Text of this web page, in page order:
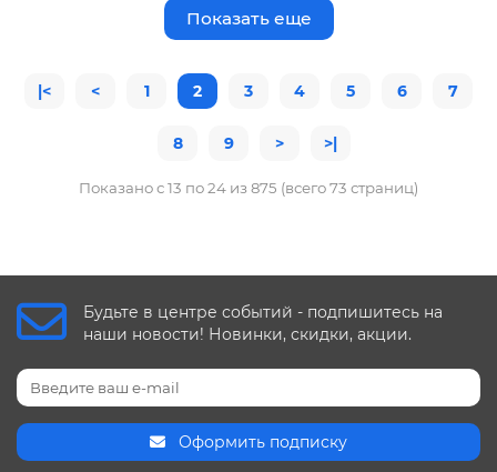
Показать еще
|< < 1 2 3 4 5 6 7
8 9 > >|
Показано с 13 по 24 из 875 (всего 73 страниц)
Будьте в центре событий - подпишитесь на
наши новости! Новинки, скидки, акции.
Оформить подписку